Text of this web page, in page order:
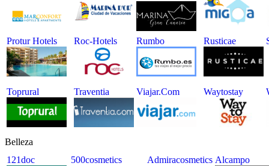
Protur Hotels Roc-Hotels Rumbo Rusticae
Toprural Traventia Viajar.com Waytostay
Belleza
121doc
500cosmetics Admiracosmetics Alcampo